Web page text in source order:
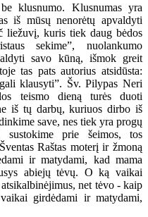
klusnumo. Klusnumas yra
iš mūsų nenorėtų apvaldyti
liežuvį, kuris tiek daug bėdos
sekime”, nuolankumo
savo kūną, išmok greit
tas pats autorius atsidūsta:
klausyti”. Šv. Pilypas Neri
teismo dieną turės duoti
iš tų darbų, kuriuos dirbo iš
save, nes tiek yra progų
sustokime prie šeimos, tos
Raštas moterį ir žmoną
ir matydami, kad mama
abiejų tėvų. O ką vaikai
net tėvo - kaip
girdėdami ir matydami,